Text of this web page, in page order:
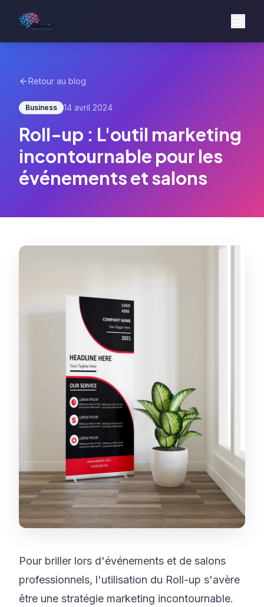
Retour au blog
Business 14 avril 2024
Roll-up : L'outil marketing
incontournable pour les
événements et salons
Pour briller lors d'événements et de salons
professionnels, l'utilisation du Roll-up s'avère
être une stratégie marketing incontournable.